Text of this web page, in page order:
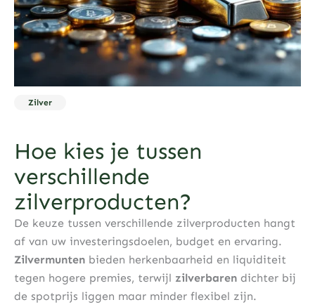
Zilver
Hoe kies je tussen
verschillende
zilverproducten?
De keuze tussen verschillende zilverproducten hangt
af van uw investeringsdoelen, budget en ervaring.
Zilvermunten bieden herkenbaarheid en liquiditeit
tegen hogere premies, terwijl zilverbaren dichter bij
de spotprijs liggen maar minder flexibel zijn.